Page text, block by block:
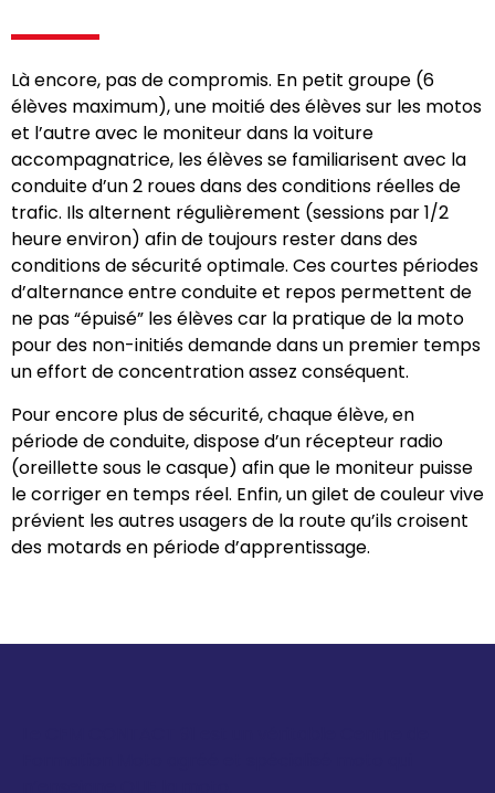
Là encore, pas de compromis. En petit groupe (6
élèves maximum), une moitié des élèves sur les motos
et l’autre avec le moniteur dans la voiture
accompagnatrice, les élèves se familiarisent avec la
conduite d’un 2 roues dans des conditions réelles de
trafic. Ils alternent régulièrement (sessions par 1/2
heure environ) afin de toujours rester dans des
conditions de sécurité optimale. Ces courtes périodes
d’alternance entre conduite et repos permettent de
ne pas “épuisé” les élèves car la pratique de la moto
pour des non-initiés demande dans un premier temps
un effort de concentration assez conséquent.
Pour encore plus de sécurité, chaque élève, en
période de conduite, dispose d’un récepteur radio
(oreillette sous le casque) afin que le moniteur puisse
le corriger en temps réel. Enfin, un gilet de couleur vive
prévient les autres usagers de la route qu’ils croisent
des motards en période d’apprentissage.